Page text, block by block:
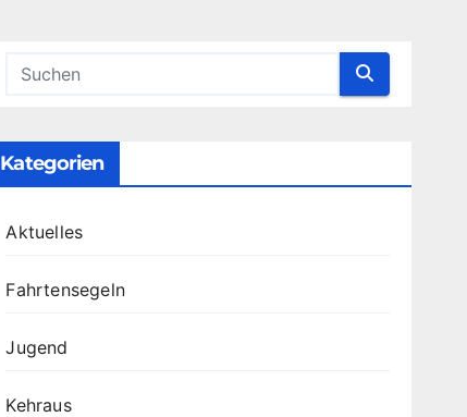
Kategorien
Aktuelles
Fahrtensegeln
Jugend
Kehraus